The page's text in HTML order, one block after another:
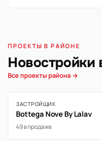
ПРОЕКТЫ В РАЙОНЕ
Все проекты района →
ЗАСТРОЙЩИК
Bottega Nove By Lalav
49 в продаже